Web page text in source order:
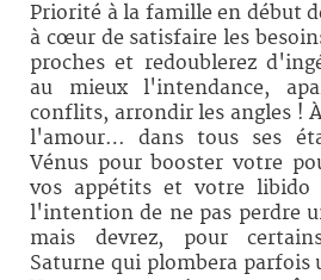
Priorité à la famille en début
à cœur de satisfaire les
proches et redoublerez
au mieux l'intendance,
conflits, arrondir les angles !
l'amour… dans tous ses
Vénus pour booster votre
vos appétits et votre libido
l'intention de ne pas perdre
mais devrez, pour
Saturne qui plombera parfois